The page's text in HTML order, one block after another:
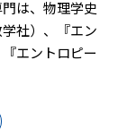
は、物理学史
社）、『エン
エントロピー